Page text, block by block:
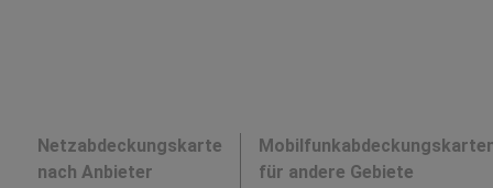
Netzabdeckungskarte
nach Anbieter
für andere Gebiete